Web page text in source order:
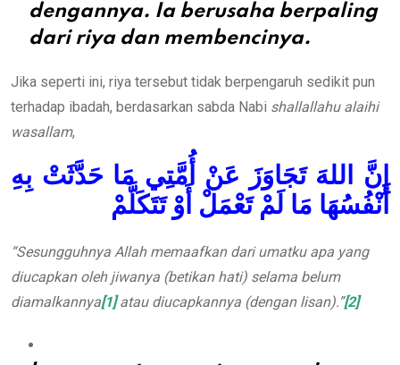
dengannya. Ia berusaha berpaling
dari riya dan membencinya.
Jika seperti ini, riya tersebut tidak berpengaruh sedikit pun
terhadap ibadah, berdasarkan sabda Nabi shallallahu alaihi
wasallam,
إِنَّ اللهَ تَجَاوَزَ عَنْ أُمَّتِي مَا حَدَّثَتْ بِهِ
أَنْفُسُهَا مَا لَمْ تَعْمَلْ أَوْ تَتَكَلَّمْ
“Sesungguhnya Allah memaafkan dari umatku apa yang
diucapkan oleh jiwanya (betikan hati) selama belum
diamalkannya[1]atau diucapkannya (dengan lisan).”[2]